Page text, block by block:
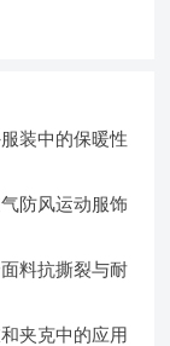
装中的保暖性
防风运动服饰
料抗撕裂与耐
夹克中的应用